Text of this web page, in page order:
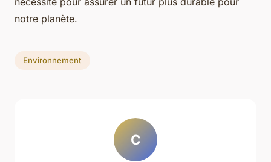
notre planète.
Environnement
C